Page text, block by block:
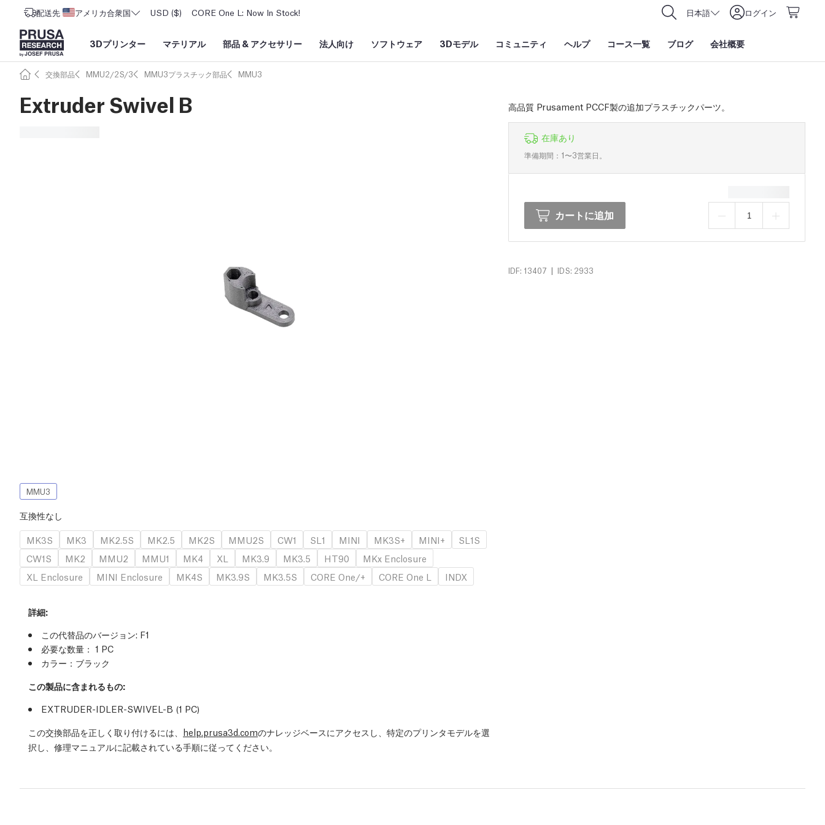
配送先 アメリカ合衆国 USD ($) CORE One L: Now In Stock! 日本語 ログイン
3Dプリンター マテリアル 部品 & アクセサリー 法人向け ソフトウェア 3Dモデル コミュニティ ヘルプ コース一覧 ブログ 会社概要
交換部品 MMU2/2S/3 MMU3プラスチック部品 MMU3
Extruder Swivel B 高品質 Prusament PCCF製の追加プラスチックパーツ。
在庫あり
準備期間：1〜3営業日。
カートに追加
IDF: 13407 | IDS: 2933
MMU3
互換性なし
MK3S
MK3 MK2.5S MK2.5 MK2S MMU2S CW1 SL1 MINI MK3S+ MINI+
SL1S
CW1S
MK2 MMU2 MMU1 MK4 XL MK3.9 MK3.5 HT90
MKx Enclosure
XL Enclosure
MINI Enclosure MK4S MK3.9S MK3.5S CORE One/+ CORE One L INDX
詳細:
この代替品のバージョン: F1
必要な数量： 1 PC
カラー：ブラック
この製品に含まれるもの:
EXTRUDER-IDLER-SWIVEL-B (1 PC)
この交換部品を正しく取り付けるには、 help.prusa3d.comのナレッジベースにアクセスし、特定のプリンタモデルを選
択し、修理マニュアルに記載されている手順に従ってください。